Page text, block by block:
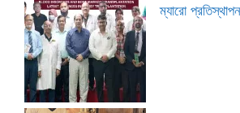
ম্যারো